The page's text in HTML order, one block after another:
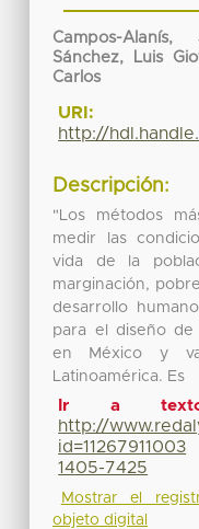
Campos-
Sánchez, Luis
Carlos
URI:
http://
Descripción:
"Los métodos
medir las
vida de la
marginación,
desarrollo
para el diseño de
en México y
Latinoamérica. Es
Ir a texto
http://
id=11267911003
1405-7425
Mostrar el
objeto digital